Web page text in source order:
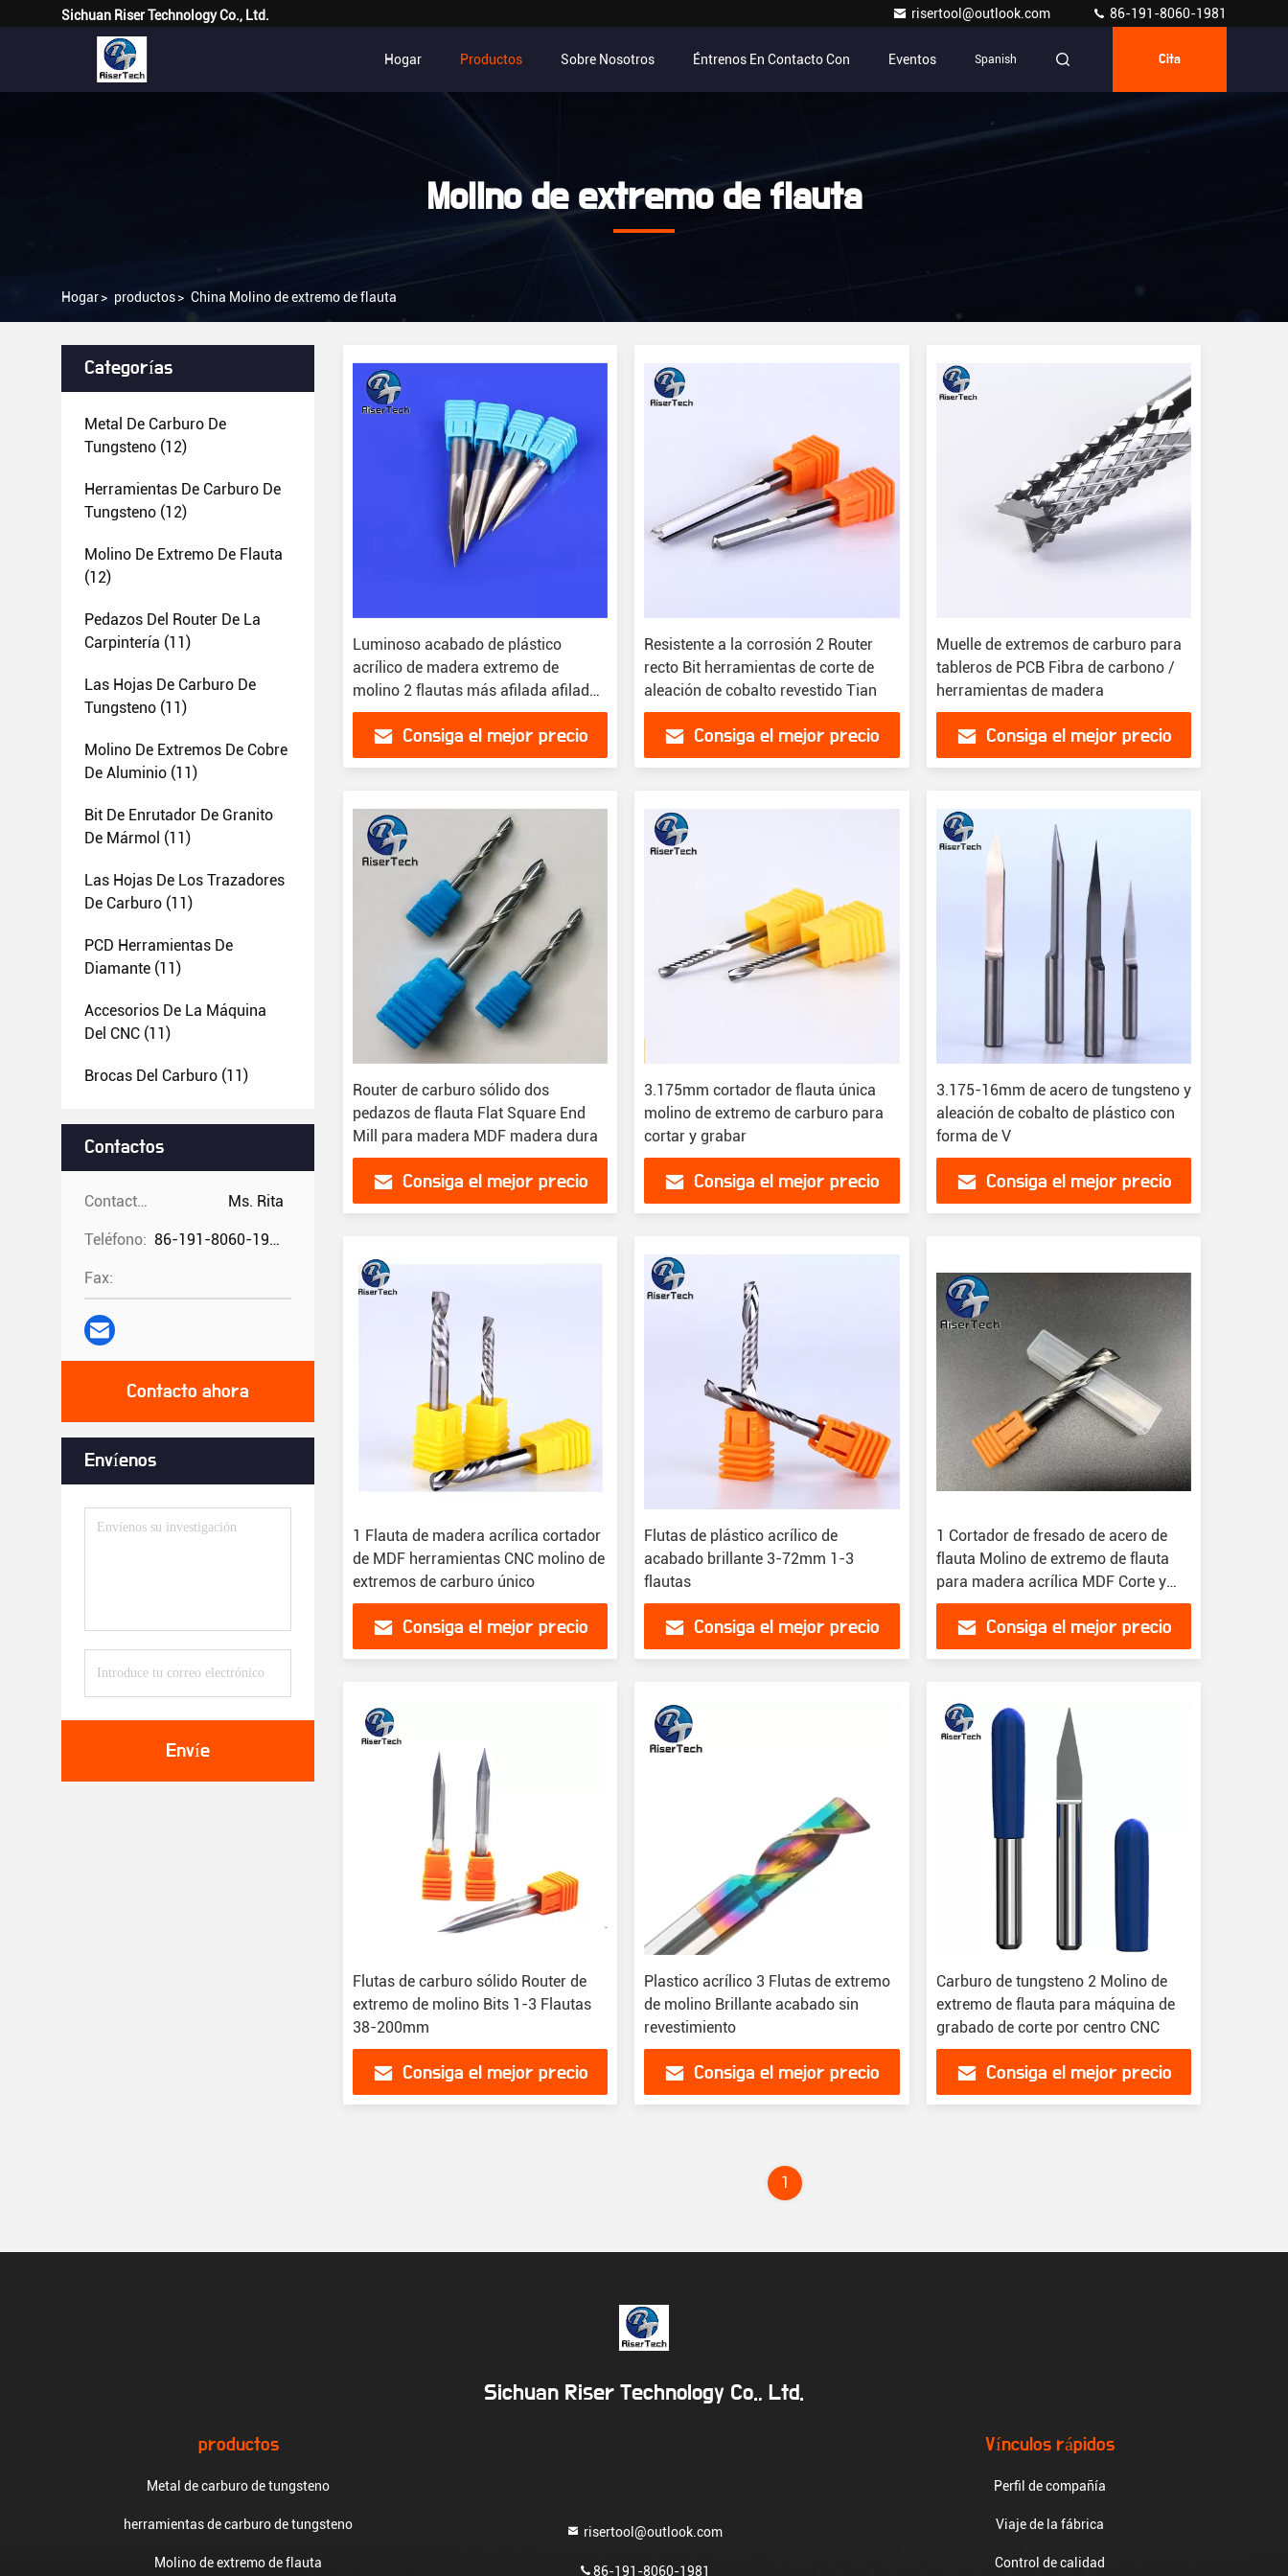
Sichuan Riser Technology Co., Ltd. risertool@outlook.com 86-191-8060-1981
Hogar Productos Sobre Nosotros Éntrenos En Contacto Con Eventos Spanish Cita
Molino de extremo de flauta
Hogar> productos> China Molino de extremo de flauta
Categorías
Metal De Carburo De
Tungsteno (12)
Herramientas De Carburo De
Tungsteno (12)
Molino De Extremo De Flauta
(12)
Pedazos Del Router De La
Carpintería (11)
Las Hojas De Carburo De
Tungsteno (11)
Molino De Extremos De Cobre
De Aluminio (11)
Bit De Enrutador De Granito
De Mármol (11)
Las Hojas De Los Trazadores
De Carburo (11)
PCD Herramientas De
Diamante (11)
Accesorios De La Máquina
Del CNC (11)
Brocas Del Carburo (11)
Contactos
Contactos: Ms. Rita
Teléfono: 86-191-8060-1981
Fax:
Contacto ahora
Envíenos
Envíe
Luminoso acabado de plástico
acrílico de madera extremo de
molino 2 flautas más afilada afilada
V borde de corte
Consiga el mejor precio
Resistente a la corrosión 2 Router
recto Bit herramientas de corte de
aleación de cobalto revestido Tian
Consiga el mejor precio
Muelle de extremos de carburo para
tableros de PCB Fibra de carbono /
herramientas de madera
Consiga el mejor precio
Router de carburo sólido dos
pedazos de flauta Flat Square End
Mill para madera MDF madera dura
Consiga el mejor precio
3.175mm cortador de flauta única
molino de extremo de carburo para
cortar y grabar
Consiga el mejor precio
3.175-16mm de acero de tungsteno y
aleación de cobalto de plástico con
forma de V
Consiga el mejor precio
1 Flauta de madera acrílica cortador
de MDF herramientas CNC molino de
extremos de carburo único
Consiga el mejor precio
Flutas de plástico acrílico de
acabado brillante 3-72mm 1-3
flautas
Consiga el mejor precio
1 Cortador de fresado de acero de
flauta Molino de extremo de flauta
para madera acrílica MDF Corte y
fresado CNC
Consiga el mejor precio
Flutas de carburo sólido Router de
extremo de molino Bits 1-3 Flautas
38-200mm
Consiga el mejor precio
Plastico acrílico 3 Flutas de extremo
de molino Brillante acabado sin
revestimiento
Consiga el mejor precio
Carburo de tungsteno 2 Molino de
extremo de flauta para máquina de
grabado de corte por centro CNC
Consiga el mejor precio
1
Sichuan Riser Technology Co., Ltd.
productos
Metal de carburo de tungsteno
herramientas de carburo de tungsteno
Molino de extremo de flauta
risertool@outlook.com
86-191-8060-1981
Vínculos rápidos
Perfil de compañía
Viaje de la fábrica
Control de calidad